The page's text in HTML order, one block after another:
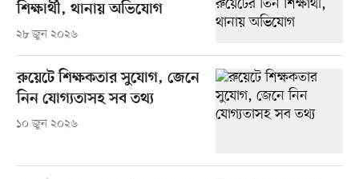
শিক্ষার্থী, থানায় অভিযোগ
২৮ জুন ২০২৬
রুয়েটে শিক্ষকতার সুযোগ, জেনে
নিন যোগ্যতাসহ সব তথ্য
১০ জুন ২০২৬